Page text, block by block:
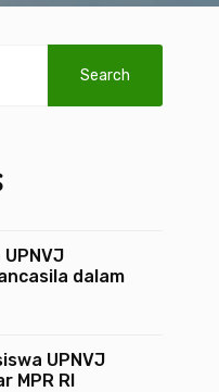
Search
dalam
UPNVJ
MPR RI